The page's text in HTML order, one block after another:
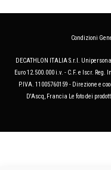
Condizioni
DECATHLON ITALIA S.r.l.
Euro 12.500.000 i.v. - C.F. e Iscr.
P.IVA. 11005760159 - Direzione e
D'Ascq, Francia Le foto dei